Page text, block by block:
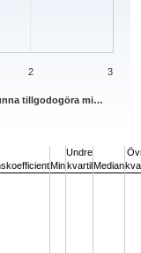
tillgodogöra mi…
2 3
Min
Undre
kvartilMedian